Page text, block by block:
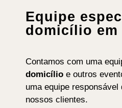
Equipe
domicílio em
Contamos com uma
domicílio e outros
uma equipe
nossos clientes.